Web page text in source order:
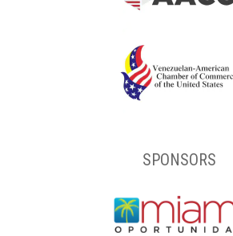
SPONSORS